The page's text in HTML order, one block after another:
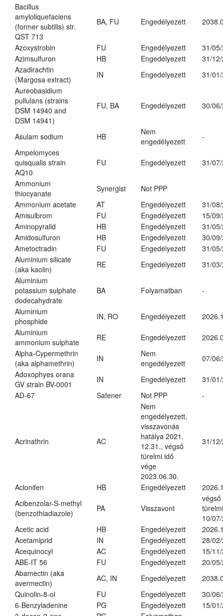
Bacillus
amyloliquefaciens
(former subtilis) str.
QST 713
BA, FU Engedélyezett
Azoxystrobin FU Engedélyezett
31/
Azimsulfuron
HB Engedélyezett
31/
Azadirachtin
(Margosa extract)
IN Engedélyezett
31/
Aureobasidium
pullulans (strains
DSM 14940 and
DSM 14941)
FU, BA Engedélyezett 30/
Asulam sodium HB
Nem
engedélyezett
-
Ampelomyces
quisqualis strain
AQ10
FU Engedélyezett 31/
Ammonium
thiocyanate
Synergist
Not PPP
Ammonium acetate
AT Engedélyezett
31/
Amisulbrom
FU Engedélyezett
15/
Aminopyralid
HB Engedélyezett
31/
Amidosulfuron
HB Engedélyezett
30/
Ametoctradin
FU Engedélyezett
31/
Aluminium silicate
(aka kaolin)
RE Engedélyezett
31/
Aluminium
potassium sulphate
dodecahydrate
BA Folyamatban -
Aluminium
phosphide
IN, RO Engedélyezett
Aluminium
ammonium sulphate
RE Engedélyezett
Alpha-Cypermethrin
(aka alphamethrin)
IN
Nem
engedélyezett
07/
Adoxophyes orana
GV strain BV-0001
IN Engedélyezett
31/
AD-67
Safener Not PPP -
Acrinathrin AC
Nem
engedélyezett,
visszavonás
hatálya 2021.
12.31., végső
türelmi idő
vége
2023.06.30.
31/
Aclonifen HB Engedélyezett
Acibenzolar-S-methyl
(benzothiadiazole)
PA Visszavont
végső
10/
Acetic acid
HB Engedélyezett
Acetamiprid
IN Engedélyezett
28/
Acequinocyl
AC Engedélyezett
15/
ABE-IT 56
FU Engedélyezett
20/
Abamectin (aka
avermectin)
AC, IN Engedélyezett
Quinolin-8-ol
FU Engedélyezett
30/
6-Benzyladenine
PG Engedélyezett
15/